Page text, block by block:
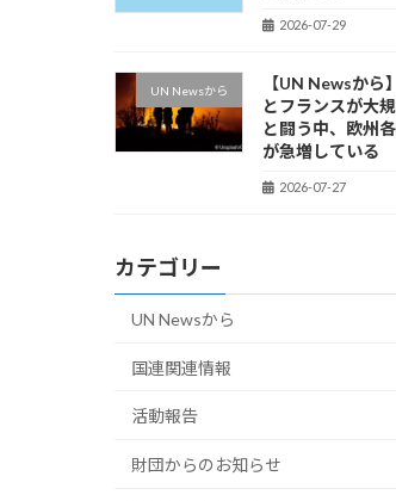
2026-07-29
UN Newsから
【UN Newsから
とフランスが大
と闘う中、欧州
が急増している
2026-07-27
カテゴリー
UN Newsから
国連関連情報
活動報告
財団からのお知らせ